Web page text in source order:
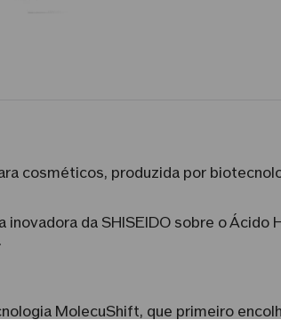
cosméticos, produzida por
da SHISEIDO sobre o Ácido
MolecuShift, que primeiro